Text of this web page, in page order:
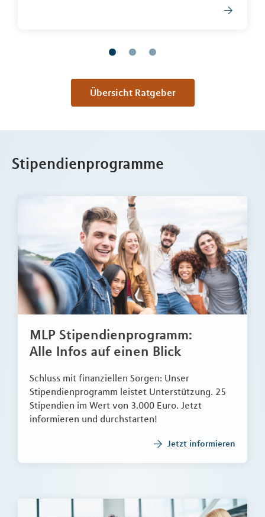
Übersicht Ratgeber
Stipendienprogramme
MLP Stipendienprogramm:
Alle Infos auf einen Blick
Schluss mit finanziellen Sorgen: Unser
Stipendienprogramm leistet Unterstützung. 25
Stipendien im Wert von 3.000 Euro. Jetzt
informieren und durchstarten!
Jetzt informieren